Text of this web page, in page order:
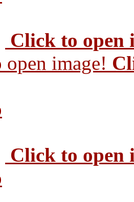
Click to open
Click to open